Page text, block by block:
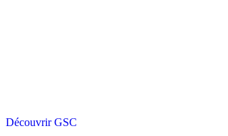
Découvrir GSC